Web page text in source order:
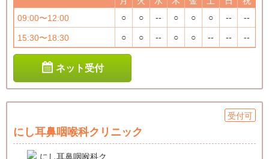
09:00〜12:00
○ ○ -- ○ ○ ○ -- --
15:30〜18:30 ○ ○ -- ○ ○ -- -- --
ネット受付
受付可
にし耳鼻咽喉科クリニック